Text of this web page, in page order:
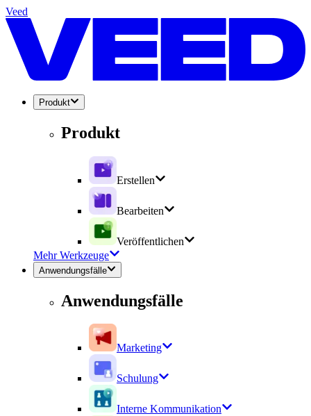
Veed
Produkt
Produkt
Erstellen
Bearbeiten
Veröffentlichen
Mehr Werkzeuge
Anwendungsfälle
Anwendungsfälle
Marketing
Schulung
Interne Kommunikation